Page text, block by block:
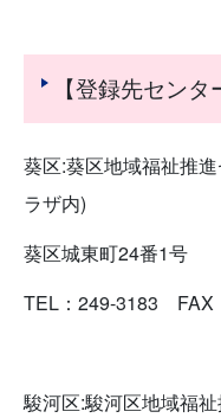
【登録先センタ
葵区:葵区地域福祉推
ラザ内)
葵区城東町24番1号
TEL：249-3183 FAX
駿河区:駿河区地域福